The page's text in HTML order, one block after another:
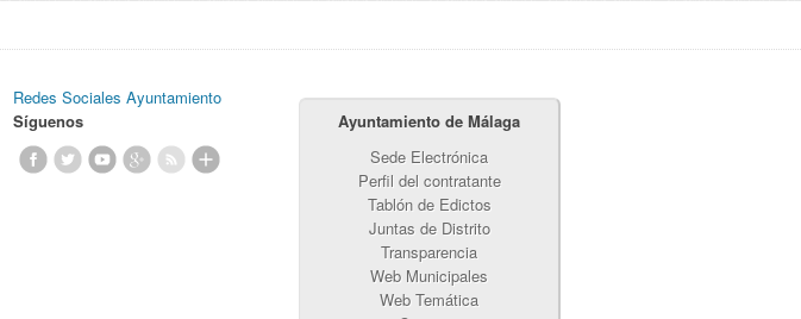
Redes Sociales Ayuntamiento
Síguenos
Ayuntamiento de Málaga
Sede Electrónica
Perfil del contratante
Tablón de Edictos
Juntas de Distrito
Transparencia
Web Municipales
Web Temática